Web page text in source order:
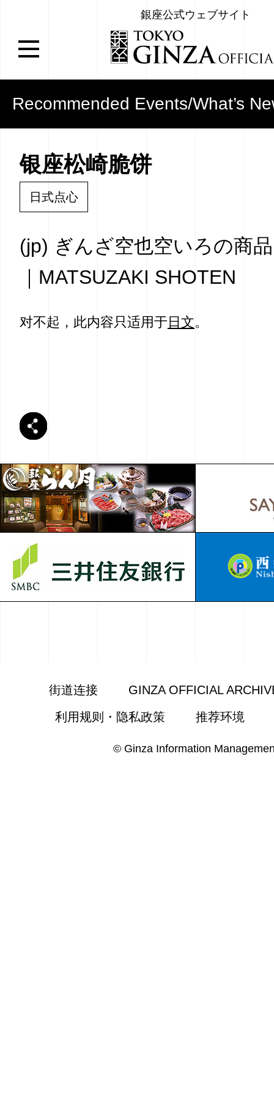
銀座公式ウェブサイト
Recommended Events/What’s
银座松崎脆饼
日式点心
(jp) ぎんざ空也空いろの商
｜MATSUZAKI SHOTEN
对不起，此内容只适用于日文。
街道连接
GINZA OFFICIAL
利用规则・隐私政策
推荐环境
© Ginza Information